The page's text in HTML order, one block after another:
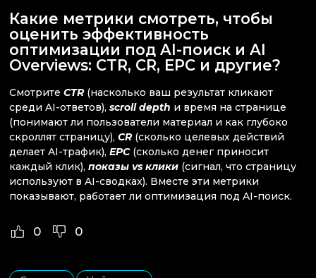
Какие метрики смотреть, чтобы
оценить эффективность
оптимизации под AI-поиск и AI
Overviews: CTR, CR, EPC и другие?
Смотрите CTR(насколько ваш результат кликают
среди AI-ответов), scroll depth и время на странице
(понимают ли пользователи материал и как глубоко
скроллят страницу), CR(сколько целевых действий
делает AI-трафик), EPC(сколько денег приносит
каждый клик), показы vs клики (сигнал, что страницу
используют в AI-сводках). Вместе эти метрики
показывают, работает ли оптимизация под AI-поиск.
0 0